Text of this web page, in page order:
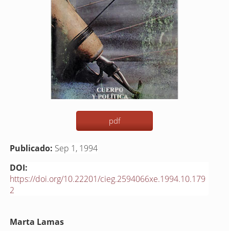
pdf
Publicado: Sep 1, 1994
DOI:
https://doi.org/10.22201/cieg.2594066xe.1994.10.179
2
Contenido
Marta Lamas